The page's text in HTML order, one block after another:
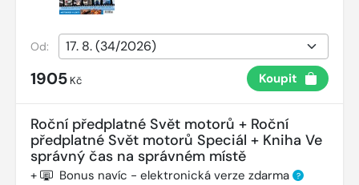
Od:
1905 Kč Koupit
Roční předplatné Svět motorů + Roční
předplatné Svět motorů Speciál + Kniha Ve
správný čas na správném místě
+ Bonus navíc - elektronická verze zdarma ?